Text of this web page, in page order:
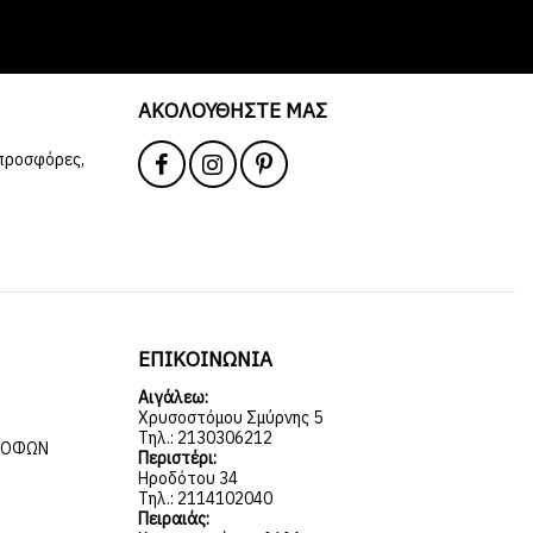
ΑΚΟΛΟΥΘΉΣΤΕ ΜΑΣ
ΕΠΙΚΟΙΝΩΝΙΑ
Αιγάλεω:
Χρυσοστόμου Σμύρνης 5
Τηλ.: 2130306212
Περιστέρι:
Ηροδότου 34
Τηλ.: 2114102040
Πειραιάς: